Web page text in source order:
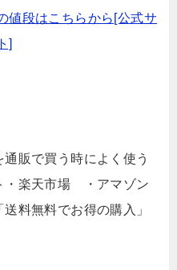
値段はこちらから[公式サ
]
販で買う時によく使う
・楽天市場 ・アマゾン
料無料でお得の購入」